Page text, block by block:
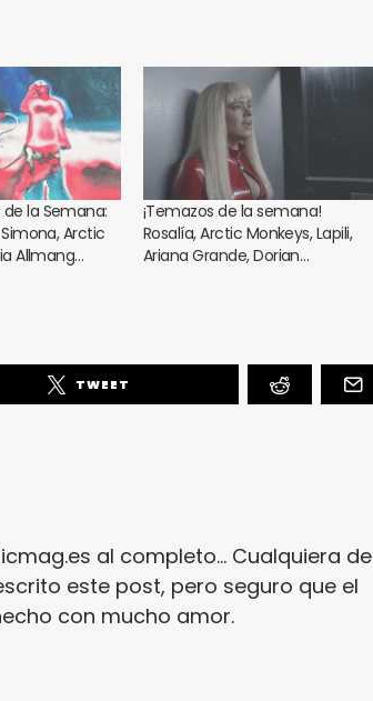
la Semana:
Arctic
Allmang…
¡Temazos de la semana!
Rosalía, Arctic Monkeys, Lapili,
Ariana Grande, Dorian…
TWEET
al completo... Cualquiera de
este post, pero seguro que el
con mucho amor.